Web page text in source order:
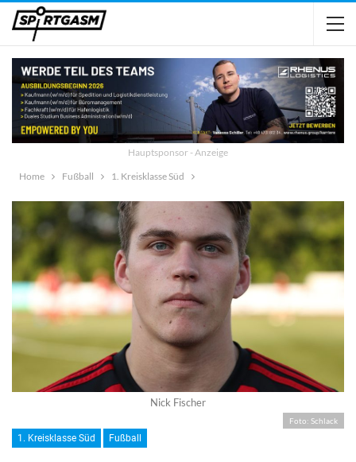
Hauptsponsor - Anzeige
Home
Fußball 1. Kreisklasse Süd
Nick Fischer
Foto: Schlack
1. Kreisklasse Süd Fußball